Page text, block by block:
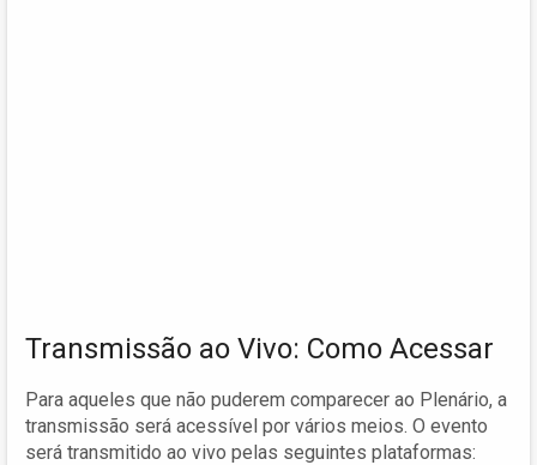
Transmissão ao Vivo: Como Acessar
Para aqueles que não puderem comparecer ao Plenário, a
transmissão será acessível por vários meios. O evento
será transmitido ao vivo pelas seguintes plataformas: